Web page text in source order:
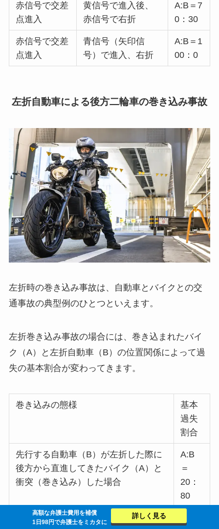
赤信号で交差
点進入
黄信号で進入後、
赤信号で右折
A:B＝7
0：30
赤信号で交差
点進入
青信号（矢印信
号）で進入、右折
A:B＝1
00：0
左折自動車による後方二輪車の巻き込み事故
左折時の巻き込み事故は、自動車とバイクとの交
通事故の典型例のひとつといえます。
左折巻き込み事故の場合には、巻き込まれたバイ
ク（A）と左折自動車（B）の位置関係によって過
失の基本割合が変わってきます。
巻き込みの態様
基本
過失
割合
先行する自動車（B）が左折した際に
後方から直進してきたバイク（A）と
衝突（巻き込み）した場合
A:B
＝
20：
80
先行で直進するバイク（A）を後方の
高額な弁護士費用を補償
1日98円で弁護士をミカタに
詳しく見る